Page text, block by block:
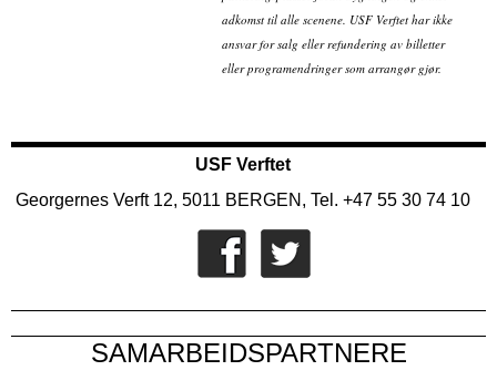
adkomst til alle scenene. USF Verftet har ikke
ansvar for salg eller refundering av billetter
eller programendringer som arrangør gjør.
USF Verftet
Georgernes Verft 12, 5011 BERGEN, Tel. +47 55 30 74 10
SAMARBEIDSPARTNERE